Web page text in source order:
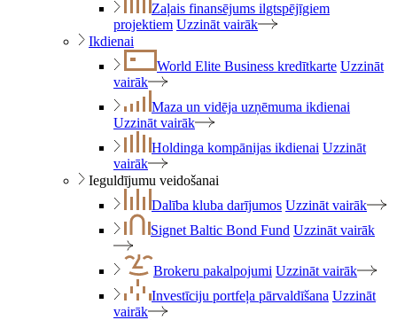
Zaļais finansējums ilgtspējīgiem
projektiem Uzzināt vairāk
Ikdienai
World Elite Business kredītkarte Uzzināt
vairāk
Maza un vidēja uzņēmuma ikdienai
Uzzināt vairāk
Holdinga kompānijas ikdienai Uzzināt
vairāk
Ieguldījumu veidošanai
Dalība kluba darījumos Uzzināt vairāk
Signet Baltic Bond Fund Uzzināt vairāk
Brokeru pakalpojumi Uzzināt vairāk
Investīciju portfeļa pārvaldīšana Uzzināt
vairāk